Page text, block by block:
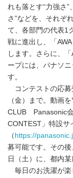
れも落とす“力強さ
さ”などを、それぞ
て、各部門の代表1
戦に進出し、「
します。さらに、
ープには、パナソ
す。
コンテストの応募
（金）まで。動画
CLUB Panasonic会
CONTEST」特設サ
（ https://
募可能です。その
日（土）に、都内某
毎日のお洗濯が楽